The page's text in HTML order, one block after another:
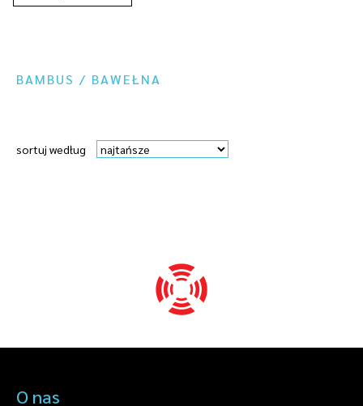
BAMBUS / BAWEŁNA
sortuj według
O nas